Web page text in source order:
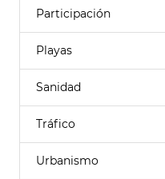
Participación
Playas
Sanidad
Tráfico
Urbanismo